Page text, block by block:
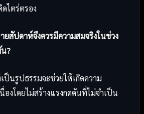
ดไตร่ตรอง
ยสัปดาห์จึงควรมีความสมจริงในช่วง
น?
ป็นรูปธรรมจะช่วยให้เกิดความ
องโดยไม่สร้างแรงกดดันที่ไม่จำเป็น